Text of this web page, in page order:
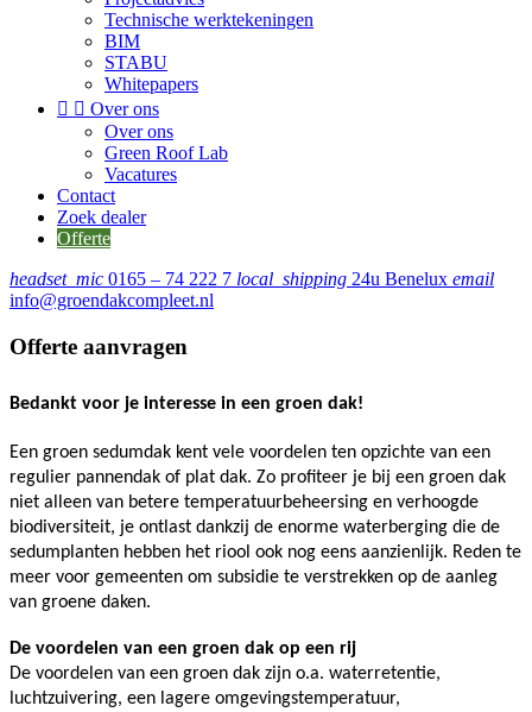
Technische werktekeningen
BIM
STABU
Whitepapers
  Over ons
Over ons
Green Roof Lab
Vacatures
Contact
Zoek dealer
Offerte
headset_mic 0165 – 74 222 7 local_shipping 24u Benelux email
info@groendakcompleet.nl
Offerte aanvragen
Bedankt voor je interesse in een groen dak!
Een groen sedumdak kent vele voordelen ten opzichte van een
regulier pannendak of plat dak. Zo profiteer je bij een groen dak
niet alleen van betere temperatuurbeheersing en verhoogde
biodiversiteit, je ontlast dankzij de enorme waterberging die de
sedumplanten hebben het riool ook nog eens aanzienlijk. Reden te
meer voor gemeenten om subsidie te verstrekken op de aanleg
van groene daken.
De voordelen van een groen dak op een rij
De voordelen van een groen dak zijn o.a. waterretentie,
luchtzuivering, een lagere omgevingstemperatuur,